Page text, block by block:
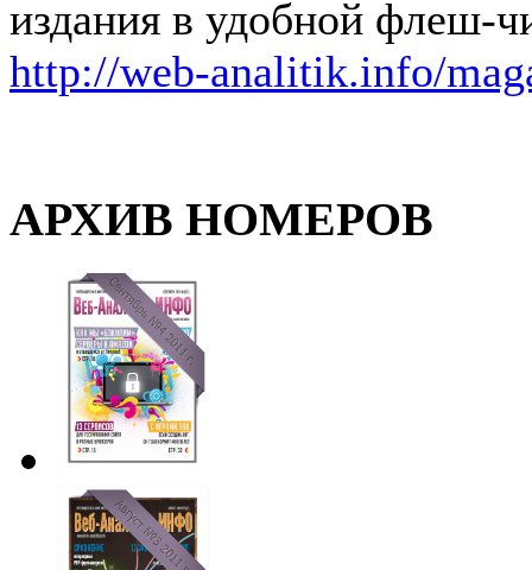
издания в удобной флеш-
http://web-analitik.info/
АРХИВ НОМЕРОВ